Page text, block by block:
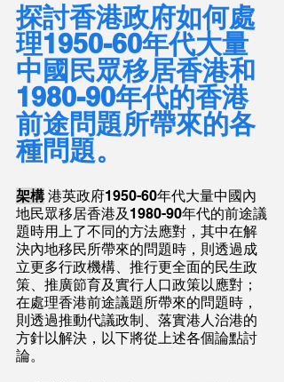
探討香港政府如何處
理1950-60年代大量
中國民眾移居香港和
1980-90年代的香港
前途問題所帶來的各
種問題。
架構 港英政府1950-60年代大量中國內
地民眾移居香港及1980-90年代的前途議
題時用上了不同的方法應對，其中在解
決內地移民所帶來的問題時，則透過成
立更多行政機構、推行更全面的民生政
策、推廣節育及實行人口政策以應對；
在處理香港前途議題所帶來的問題時，
則透過推動代議政制、落實港人治港的
方針以解決，以下將從上述各個論點討
論。